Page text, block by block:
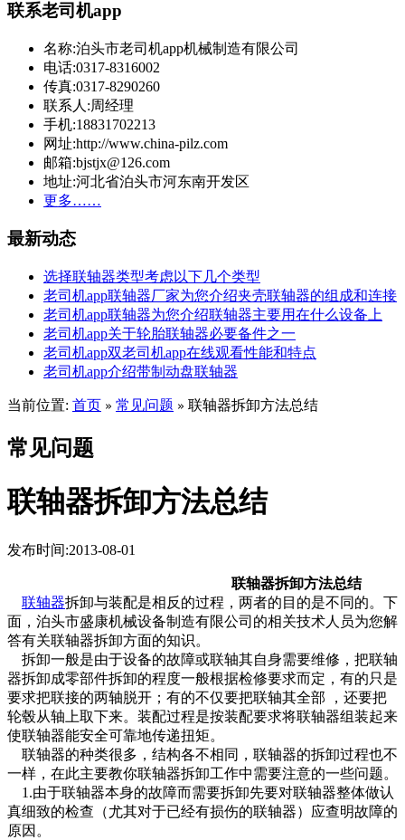
联系老司机app
名称:泊头市老司机app机械制造有限公司
电话:0317-8316002
传真:0317-8290260
联系人:周经理
手机:18831702213
网址:http://www.china-pilz.com
邮箱:bjstjx@126.com
地址:河北省泊头市河东南开发区
更多……
最新动态
选择联轴器类型考虑以下几个类型
老司机app联轴器厂家为您介绍夹壳联轴器的组成和连接
老司机app联轴器为您介绍联轴器主要用在什么设备上
老司机app关于轮胎联轴器必要备件之一
老司机app双老司机app在线观看性能和特点
老司机app介绍带制动盘联轴器
当前位置: 首页 » 常见问题 » 联轴器拆卸方法总结
常见问题
联轴器拆卸方法总结
发布时间:2013-08-01
联轴器拆卸方法总结
联轴器拆卸与装配是相反的过程，两者的目的是不同的。下
面，泊头市盛康机械设备制造有限公司的相关技术人员为您解
答有关联轴器拆卸方面的知识。
拆卸一般是由于设备的故障或联轴其自身需要维修，把联轴
器拆卸成零部件拆卸的程度一般根据检修要求而定，有的只是
要求把联接的两轴脱开；有的不仅要把联轴其全部 ，还要把
轮毂从轴上取下来。装配过程是按装配要求将联轴器组装起来
使联轴器能安全可靠地传递扭矩。
联轴器的种类很多，结构各不相同，联轴器的拆卸过程也不
一样，在此主要教你联轴器拆卸工作中需要注意的一些问题。
1.由于联轴器本身的故障而需要拆卸先要对联轴器整体做认
真细致的检查（尤其对于已经有损伤的联轴器）应查明故障的
原因。